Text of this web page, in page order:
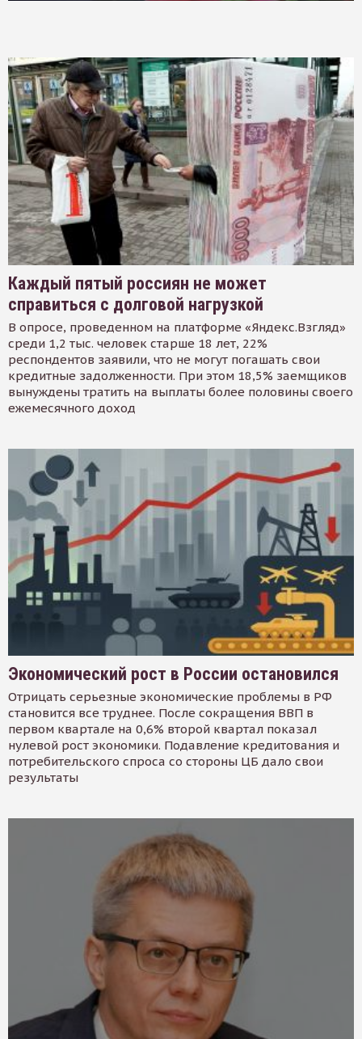
Каждый пятый россиян не может
справиться с долговой нагрузкой
В опросе, проведенном на платформе «Яндекс.Взгляд»
среди 1,2 тыс. человек старше 18 лет, 22%
респондентов заявили, что не могут погашать свои
кредитные задолженности. При этом 18,5% заемщиков
вынуждены тратить на выплаты более половины своего
ежемесячного доход
Экономический рост в России остановился
Отрицать серьезные экономические проблемы в РФ
становится все труднее. После сокращения ВВП в
первом квартале на 0,6% второй квартал показал
нулевой рост экономики. Подавление кредитования и
потребительского спроса со стороны ЦБ дало свои
результаты